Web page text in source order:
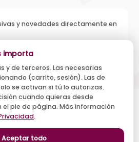
y novedades directamente en
y ofertas, y el tratamiento de mi
de Privacidad . Puedo darme de baja
Suscribirse
importa
y de terceros. Las necesarias
(carrito, sesión). Las de
se activan si tú lo autorizas.
cuando quieras desde
el pie de página. Más información
.
Aceptar todo